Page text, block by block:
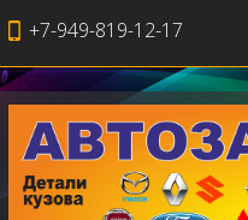
+7-949-819-12-17